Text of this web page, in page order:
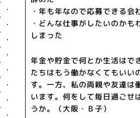
・年も年なので応募できる会
・どんな仕事がしたいのかも
しまった
年金や貯金で何とか生活はで
たちはもう働かなくてもいい
す。一方、私の両親や友達は
います。何をして毎日過ごせ
うか。（大阪・Ｂ子）